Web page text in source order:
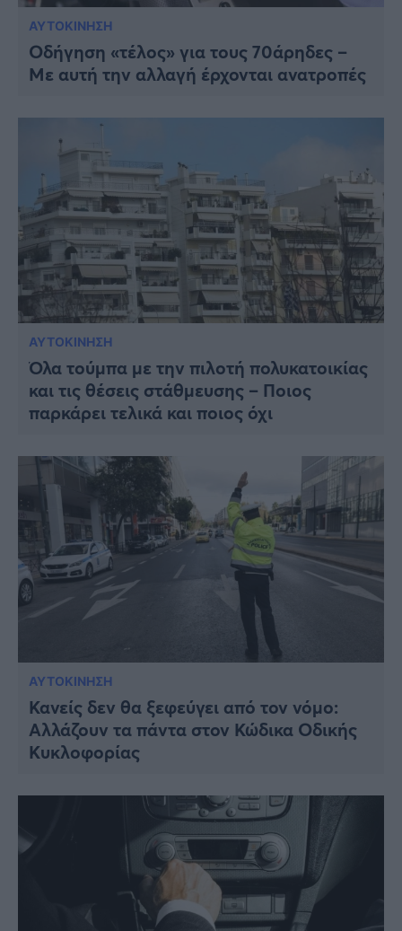
ΑΥΤΟΚΙΝΗΣΗ
Οδήγηση «τέλος» για τους 70άρηδες –
Με αυτή την αλλαγή έρχονται ανατροπές
ΑΥΤΟΚΙΝΗΣΗ
Όλα τούμπα με την πιλοτή πολυκατοικίας
και τις θέσεις στάθμευσης – Ποιος
παρκάρει τελικά και ποιος όχι
ΑΥΤΟΚΙΝΗΣΗ
Κανείς δεν θα ξεφεύγει από τον νόμο:
Αλλάζουν τα πάντα στον Κώδικα Οδικής
Κυκλοφορίας